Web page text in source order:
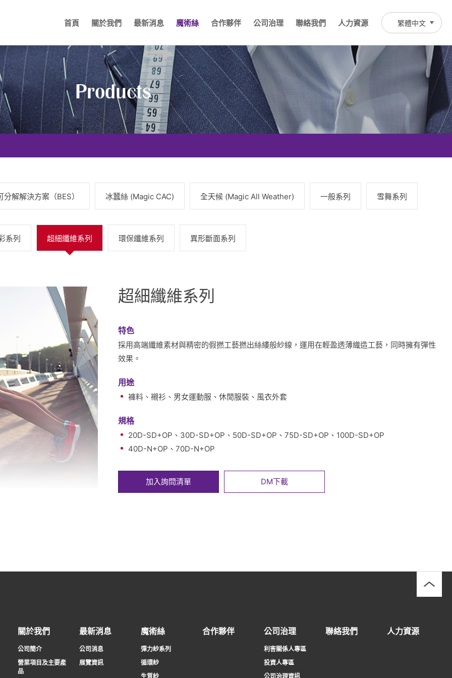
首頁 關於我們 最新消息 魔術絲 合作夥伴 公司治理 聯絡我們 人力資源 繁體中文
Products
分解解決方案（BES） 冰蠶絲 (Magic CAC) 全天候 (Magic All Weather) 一般系列 雪舞系列
系列 超細纖維系列 環保纖維系列 異形斷面系列
超細纖維系列
特色
採用高端纖維素材與精密的假撚工藝撚出絲縷般紗線，運用在輕盈透薄織造工藝，同時擁有彈性
效果。
用途
褲料、襯衫、男女運動服、休閒服裝、風衣外套
規格
20D-SD+OP、30D-SD+OP、50D-SD+OP、75D-SD+OP、100D-SD+OP
40D-N+OP、70D-N+OP
加入詢問清單 DM下載
關於我們
公司簡介
營業項目及主要產
品
最新消息
公司消息
展覽資訊
魔術絲
彈力紗系列
循環紗
生質紗
合作夥伴 公司治理
利害關係人專區
投資人專區
公司治理資訊
聯絡我們 人力資源